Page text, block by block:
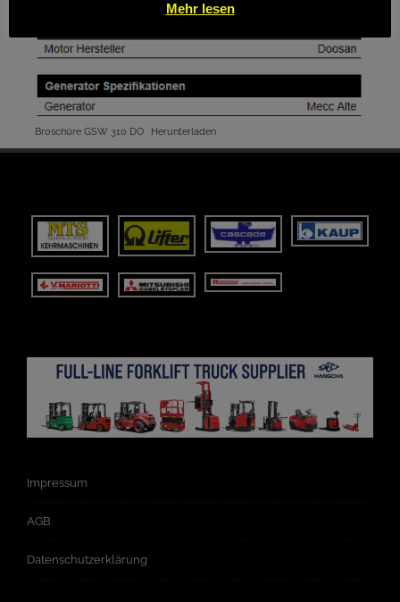
Broschüre GSW 310 DO Herunterladen
Impressum
AGB
Datenschutzerklärung
Mehr lesen